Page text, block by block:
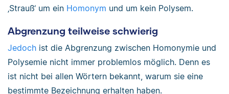
‚Strauß‘ um ein Homonym und um kein Polysem.
Abgrenzung teilweise schwierig
Jedoch ist die Abgrenzung zwischen Homonymie und
Polysemie nicht immer problemlos möglich. Denn es
ist nicht bei allen Wörtern bekannt, warum sie eine
bestimmte Bezeichnung erhalten haben.